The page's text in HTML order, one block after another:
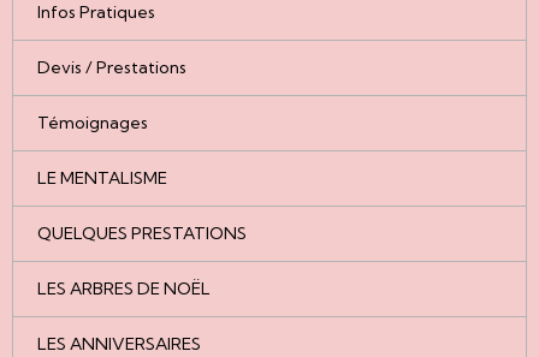
Infos Pratiques
Devis / Prestations
Témoignages
LE MENTALISME
QUELQUES PRESTATIONS
LES ARBRES DE NOËL
LES ANNIVERSAIRES